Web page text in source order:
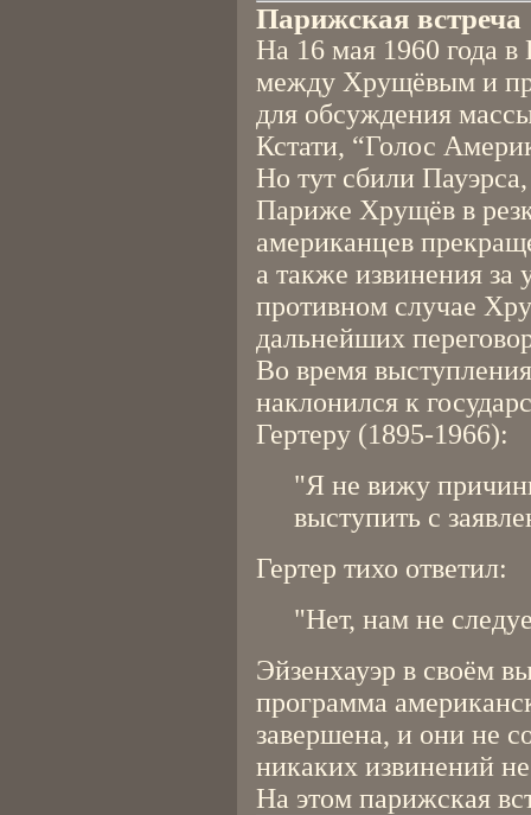
Парижская встреча
На 16 мая 1960 года в
между Хрущёвым и
для обсуждения
Кстати, “Голос
Но тут сбили
Париже Хрущёв в
американцев
а также извинения
противном случае
дальнейших
Во время
наклонился к
Гертеру (1895-1966):
"Я не вижу
выступить с
Гертер тихо ответил:
"Нет, нам не
Эйзенхауэр в своём
программа
завершена, и они не
никаких извинений
На этом парижская